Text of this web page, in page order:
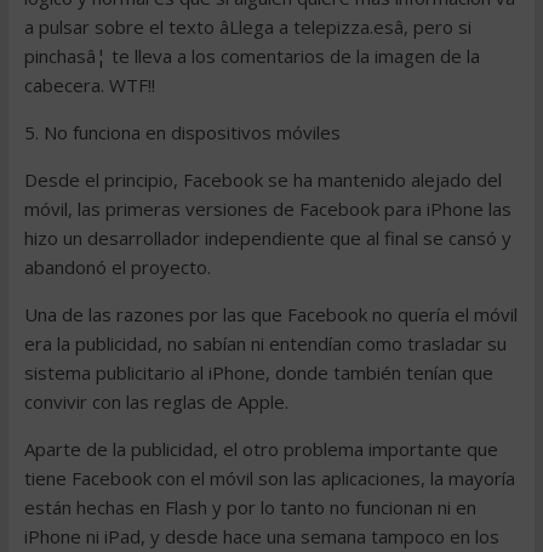
a pulsar sobre el texto âLlega a telepizza.esâ, pero si
pinchasâ¦ te lleva a los comentarios de la imagen de la
cabecera. WTF!!
5. No funciona en dispositivos móviles
Desde el principio, Facebook se ha mantenido alejado del
móvil, las primeras versiones de Facebook para iPhone las
hizo un desarrollador independiente que al final se cansó y
abandonó el proyecto.
Una de las razones por las que Facebook no quería el móvil
era la publicidad, no sabían ni entendían como trasladar su
sistema publicitario al iPhone, donde también tenían que
convivir con las reglas de Apple.
Aparte de la publicidad, el otro problema importante que
tiene Facebook con el móvil son las aplicaciones, la mayoría
están hechas en Flash y por lo tanto no funcionan ni en
iPhone ni iPad, y desde hace una semana tampoco en los